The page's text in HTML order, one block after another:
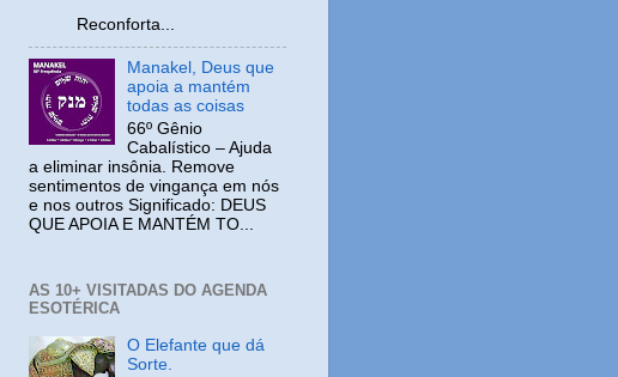
Reconforta...
Manakel, Deus que
apoia a mantém
todas as coisas
66º Gênio
Cabalístico – Ajuda
a eliminar insônia. Remove
sentimentos de vingança em nós
e nos outros Significado: DEUS
QUE APOIA E MANTÉM TO...
AS 10+ VISITADAS DO AGENDA
ESOTÉRICA
O Elefante que dá
Sorte.